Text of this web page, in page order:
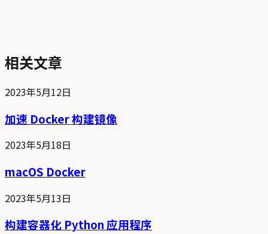
相关文章
2023年5月12日
加速 Docker 构建镜像
2023年5月18日
macOS Docker
2023年5月13日
构建容器化 Python 应用程序